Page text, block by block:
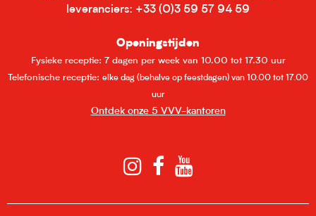
leveranciers: +33 (0)3 59 57 94 59
Openingstijden
Fysieke receptie: 7 dagen per week van 10.00 tot 17.30 uur
Telefonische receptie: elke dag (behalve op feestdagen) van 10.00 tot 17.00
uur
Ontdek onze 5 VVV-kantoren